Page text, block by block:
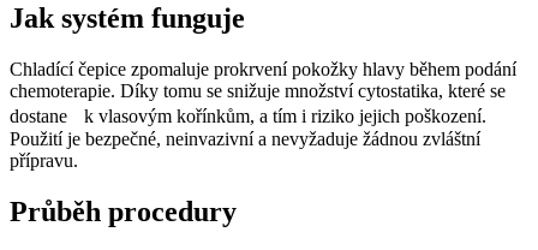
Jak systém funguje
Chladící čepice zpomaluje prokrvení pokožky hlavy během podání
chemoterapie. Díky tomu se snižuje množství cytostatika, které se
dostane k vlasovým kořínkům, a tím i riziko jejich poškození.
Použití je bezpečné, neinvazivní a nevyžaduje žádnou zvláštní
přípravu.
Průběh procedury